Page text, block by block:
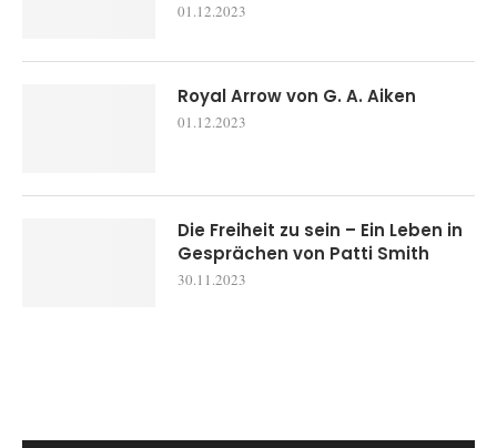
01.12.2023
Royal Arrow von G. A. Aiken
01.12.2023
Die Freiheit zu sein – Ein Leben in
Gesprächen von Patti Smith
30.11.2023